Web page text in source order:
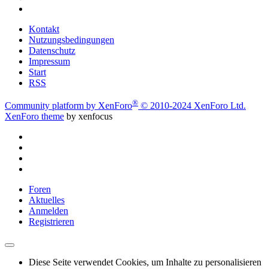
Kontakt
Nutzungsbedingungen
Datenschutz
Impressum
Start
RSS
Community platform by XenForo® © 2010-2024 XenForo Ltd.
XenForo theme by xenfocus
Foren
Aktuelles
Anmelden
Registrieren
Diese Seite verwendet Cookies, um Inhalte zu personalisieren